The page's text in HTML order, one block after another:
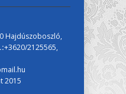
Hajdúszoboszló,
+3620/2125565,
2015